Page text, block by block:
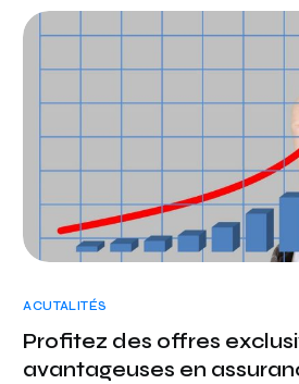
ACUTALITÉS
Profitez des offres
avantageuses en